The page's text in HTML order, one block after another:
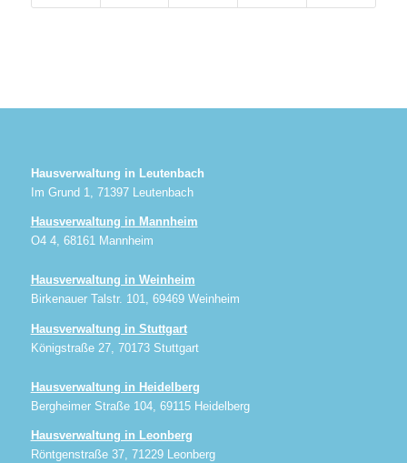
Hausverwaltung in Leutenbach
Im Grund 1, 71397 Leutenbach
Hausverwaltung in Mannheim
O4 4, 68161 Mannheim
Hausverwaltung in Weinheim
Birkenauer Talstr. 101, 69469 Weinheim
Hausverwaltung in Stuttgart
Königstraße 27, 70173 Stuttgart
Hausverwaltung in Heidelberg
Bergheimer Straße 104, 69115 Heidelberg
Hausverwaltung in Leonberg
Röntgenstraße 37, 71229 Leonberg